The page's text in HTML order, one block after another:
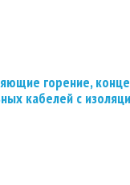
горение,
кабелей с